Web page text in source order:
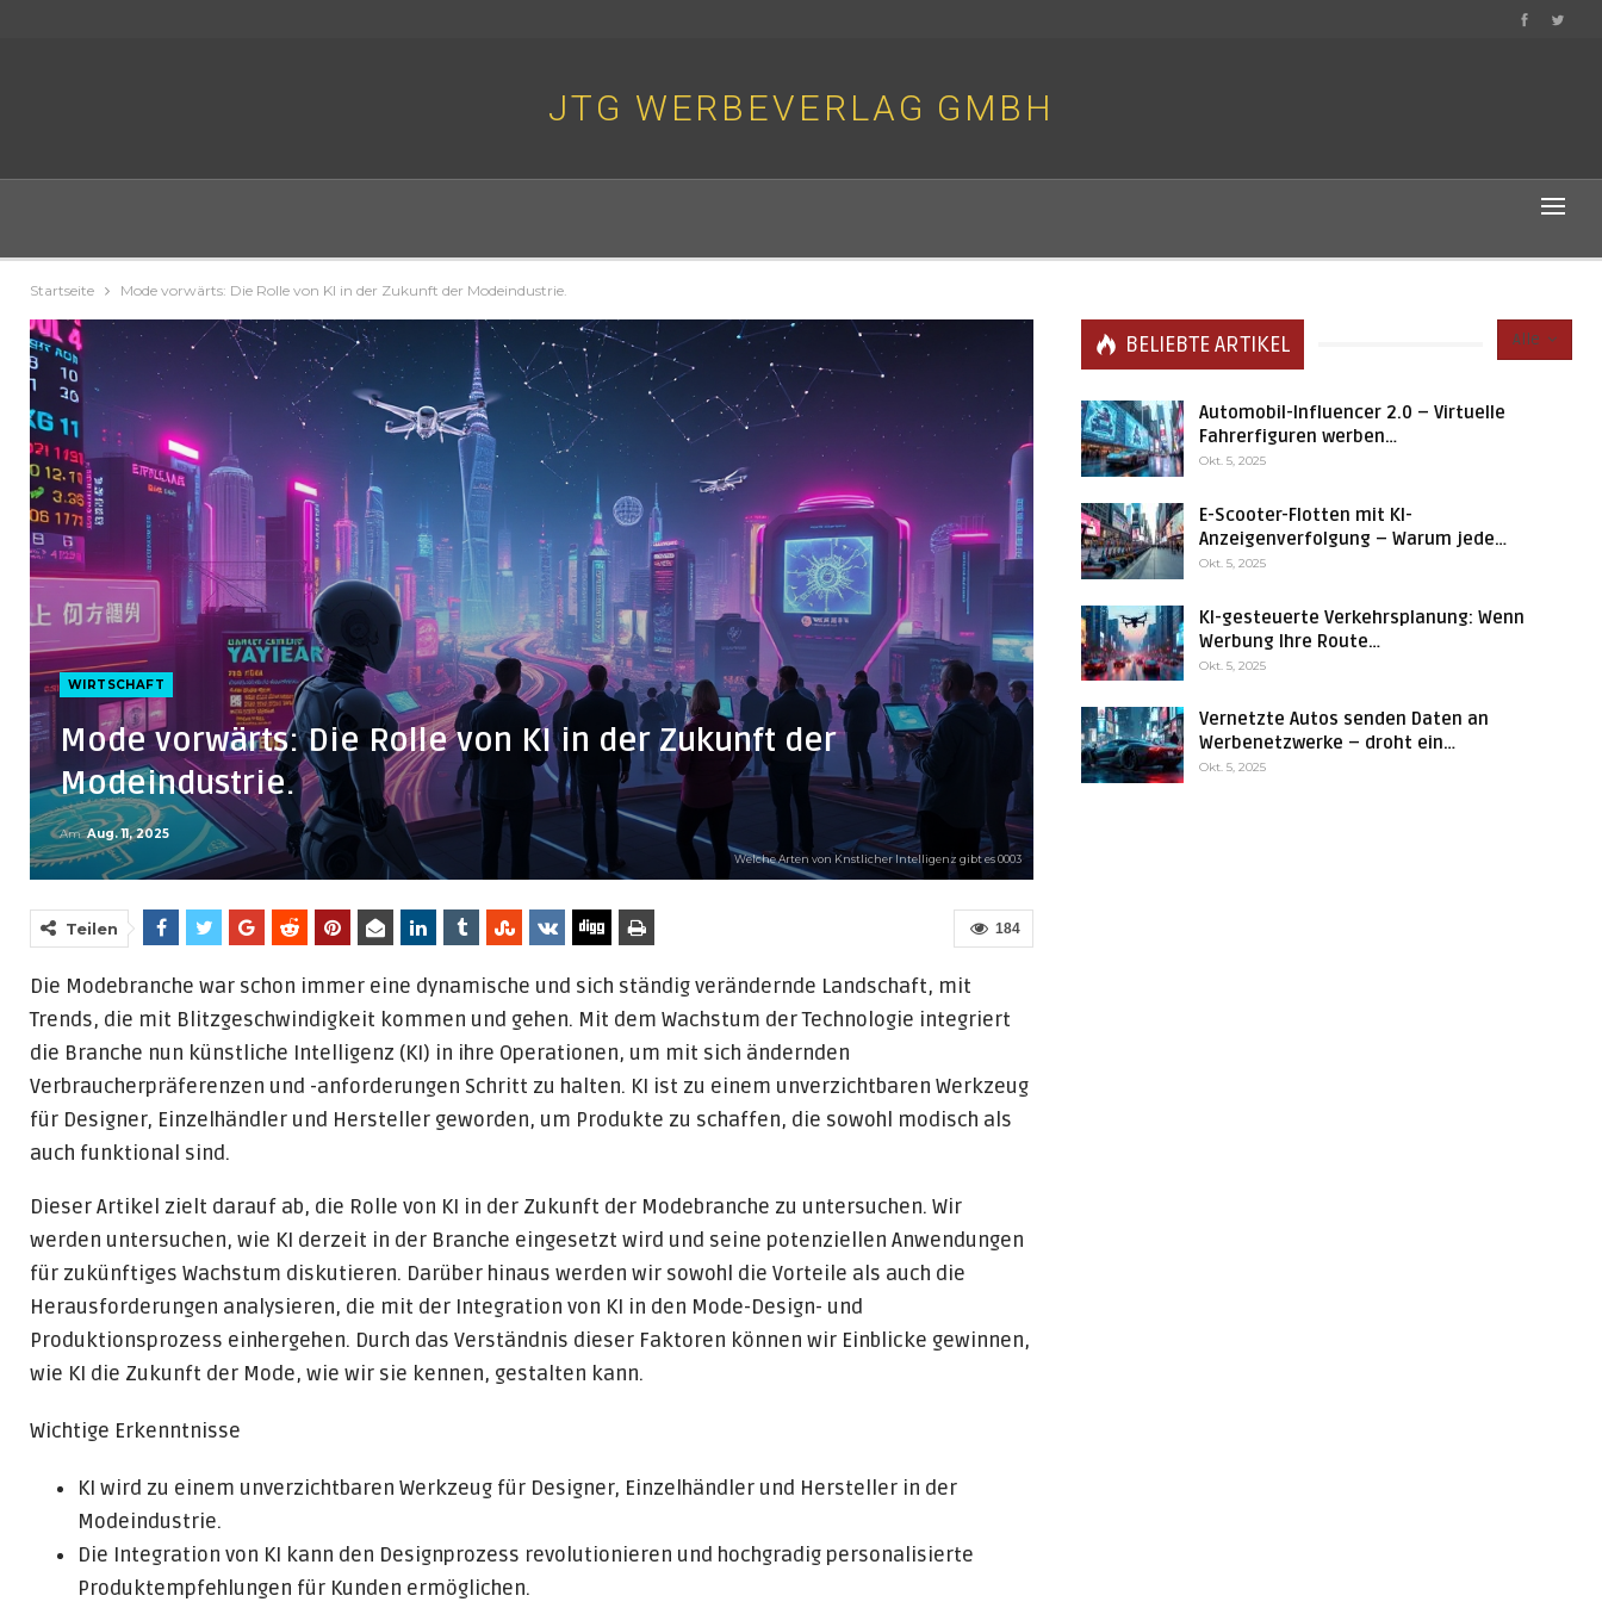
JTG WERBEVERLAG GMBH
Startseite Mode vorwärts: Die Rolle von KI in der Zukunft der Modeindustrie.
WIRTSCHAFT
Mode vorwärts: Die Rolle von KI in der Zukunft der
Modeindustrie.
AmAug. 11, 2025
Welche Arten von Knstlicher Intelligenz gibt es 0003
184
Teilen
Die Modebranche war schon immer eine dynamische und sich ständig verändernde Landschaft, mit
Trends, die mit Blitzgeschwindigkeit kommen und gehen. Mit dem Wachstum der Technologie integriert
die Branche nun künstliche Intelligenz (KI) in ihre Operationen, um mit sich ändernden
Verbraucherpräferenzen und -anforderungen Schritt zu halten. KI ist zu einem unverzichtbaren Werkzeug
für Designer, Einzelhändler und Hersteller geworden, um Produkte zu schaffen, die sowohl modisch als
auch funktional sind.
Dieser Artikel zielt darauf ab, die Rolle von KI in der Zukunft der Modebranche zu untersuchen. Wir
werden untersuchen, wie KI derzeit in der Branche eingesetzt wird und seine potenziellen Anwendungen
für zukünftiges Wachstum diskutieren. Darüber hinaus werden wir sowohl die Vorteile als auch die
Herausforderungen analysieren, die mit der Integration von KI in den Mode-Design- und
Produktionsprozess einhergehen. Durch das Verständnis dieser Faktoren können wir Einblicke gewinnen,
wie KI die Zukunft der Mode, wie wir sie kennen, gestalten kann.
Wichtige Erkenntnisse
KI wird zu einem unverzichtbaren Werkzeug für Designer, Einzelhändler und Hersteller in der
Modeindustrie.
Die Integration von KI kann den Designprozess revolutionieren und hochgradig personalisierte
Produktempfehlungen für Kunden ermöglichen.
Alle
BELIEBTE ARTIKEL
Automobil-Influencer 2.0 – Virtuelle
Fahrerfiguren werben…
Okt. 5, 2025
E-Scooter-Flotten mit KI-
Anzeigenverfolgung – Warum jede…
Okt. 5, 2025
KI-gesteuerte Verkehrsplanung: Wenn
Werbung Ihre Route…
Okt. 5, 2025
Vernetzte Autos senden Daten an
Werbenetzwerke – droht ein…
Okt. 5, 2025